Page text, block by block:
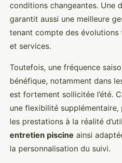
conditions changeantes. Une
garantit aussi une meilleure
tenant compte des
et services.
Toutefois, une fréquence
bénéfique, notamment dans
est fortement sollicitée l’été.
une flexibilité supplémentaire,
les prestations à la réalité
entretien piscine ainsi
la personnalisation du suivi.